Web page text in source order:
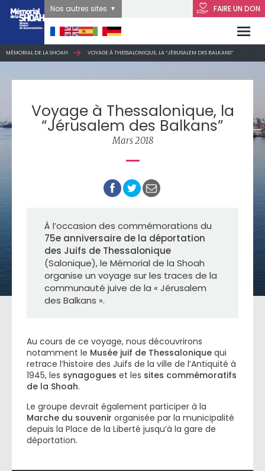
FAIRE UN DON
Nos autres sites
MÉMORIAL DE LA SHOAH VOYAGE À THESSALONIQUE, LA “JÉRUSALEM DES BALKANS”
Voyage à Thessalonique, la
“Jérusalem des Balkans”
Mars 2018
À l’occasion des commémorations du
75e anniversaire de la déportation
des Juifs de Thessalonique
(Salonique), le Mémorial de la Shoah
organise un voyage sur les traces de la
communauté juive de la « Jérusalem
des Balkans ».
Au cours de ce voyage, nous découvrirons
notamment le Musée juif de Thessalonique qui
retrace l’histoire des Juifs de la ville de l’Antiquité à
1945, les synagogues et les sites commémoratifs
de la Shoah.
Le groupe devrait également participer à la
Marche du souvenir organisée par la municipalité
depuis la Place de la Liberté jusqu’à la gare de
déportation.